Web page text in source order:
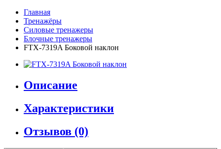
Главная
Тренажёры
Силовые тренажеры
Блочные тренажеры
FTX-7319A Боковой наклон
Описание
Характеристики
Отзывов (0)